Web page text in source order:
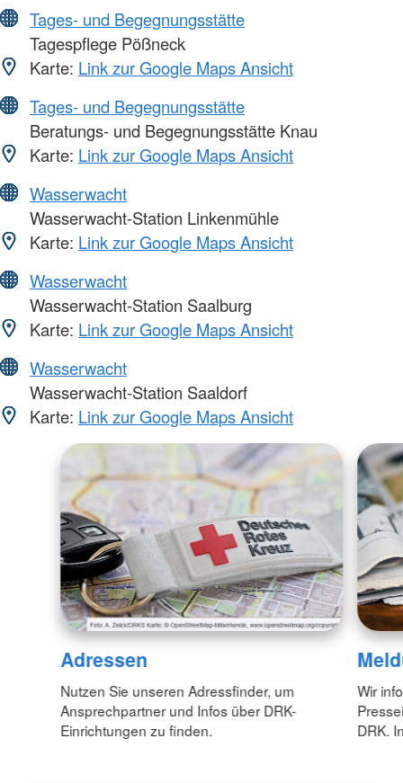
Tages- und Begegnungsstätte
Tagespflege Pößneck
Karte: Link zur Google Maps Ansicht
Tages- und Begegnungsstätte
Beratungs- und Begegnungsstätte Knau
Karte: Link zur Google Maps Ansicht
Wasserwacht
Wasserwacht-Station Linkenmühle
Karte: Link zur Google Maps Ansicht
Wasserwacht
Wasserwacht-Station Saalburg
Karte: Link zur Google Maps Ansicht
Wasserwacht
Wasserwacht-Station Saaldorf
Karte: Link zur Google Maps Ansicht
Adressen
Nutzen Sie unseren Adressfinder, um
Ansprechpartner und Infos über DRK-
Einrichtungen zu finden.
Wir
DRK.